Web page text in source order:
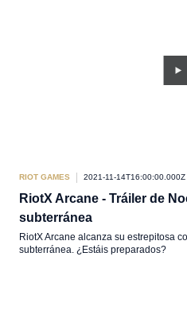
RIOT GAMES 2021-11-14T16:00:00.000Z
RiotX Arcane - Tráiler de
subterránea
RiotX Arcane alcanza su estrepitosa
subterránea. ¿Estáis preparados?